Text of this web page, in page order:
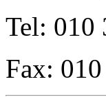
Tel: 010
Fax: